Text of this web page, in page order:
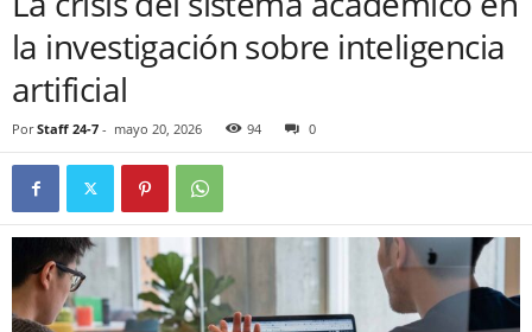
la investigación sobre inteligencia
artificial
Por Staff 24-7 - mayo 20, 2026 94 0